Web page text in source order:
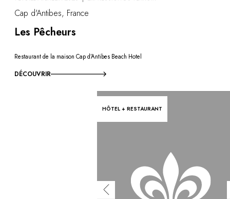
Cap d'Antibes, France
Les Pêcheurs
Restaurant de la maison Cap d’Antibes Beach Hotel
DÉCOUVRIR
HÔTEL + RESTAURANT